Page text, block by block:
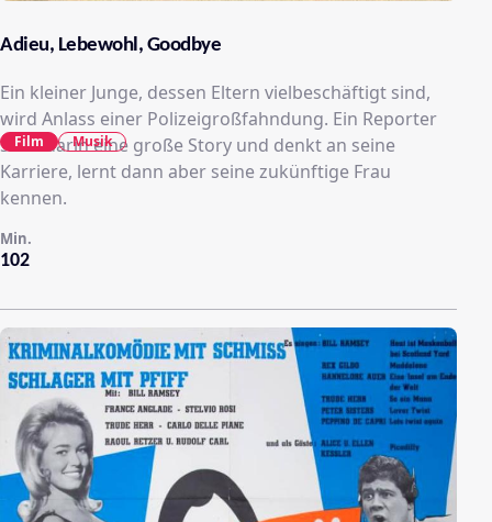
Adieu, Lebewohl, Goodbye
Ein kleiner Junge, dessen Eltern vielbeschäftigt sind,
wird Anlass einer Polizeigroßfahndung. Ein Reporter
sieht darin eine große Story und denkt an seine
Karriere, lernt dann aber seine zukünftige Frau
kennen.
102
Min.
Film Musik